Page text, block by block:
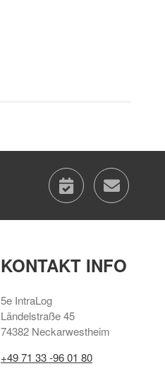
KONTAKT INFO
5e IntraLog
Ländelstraße 45
74382 Neckarwestheim
+49 71 33 -96 01 80